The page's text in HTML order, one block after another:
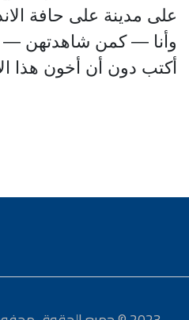
على مدينة على حافة
وأنا — كمن شاهدتهن —
أكتب دون أن أخون هذا